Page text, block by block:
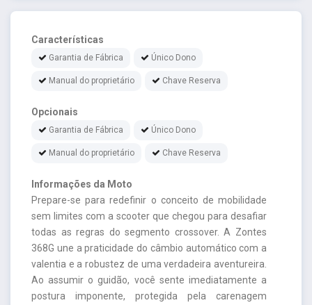
Características
Garantia de Fábrica Único Dono
Manual do proprietário Chave Reserva
Opcionais
Garantia de Fábrica Único Dono
Manual do proprietário Chave Reserva
Informações da Moto
Prepare-se para redefinir o conceito de mobilidade
sem limites com a scooter que chegou para desafiar
todas as regras do segmento crossover. A Zontes
368G une a praticidade do câmbio automático com a
valentia e a robustez de uma verdadeira aventureira.
Ao assumir o guidão, você sente imediatamente a
postura imponente, protegida pela carenagem